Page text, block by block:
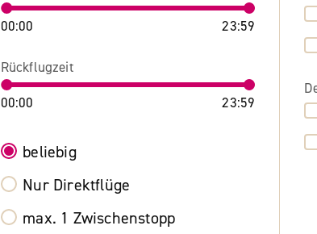
00:00 23:59
Rückflugzeit
00:00 23:59
beliebig
Nur Direktflüge
max. 1 Zwischenstopp